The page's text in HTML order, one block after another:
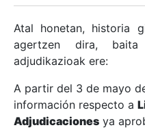
Erakutsi/Ezkutatu
Erakutsi/Ezkutatu
Erakutsi/Ezkutatu
Atal honetan, historia
agertzen dira,
adjudikazioak ere:
A partir del 3 de mayo
información respecto a
Adjudicaciones ya